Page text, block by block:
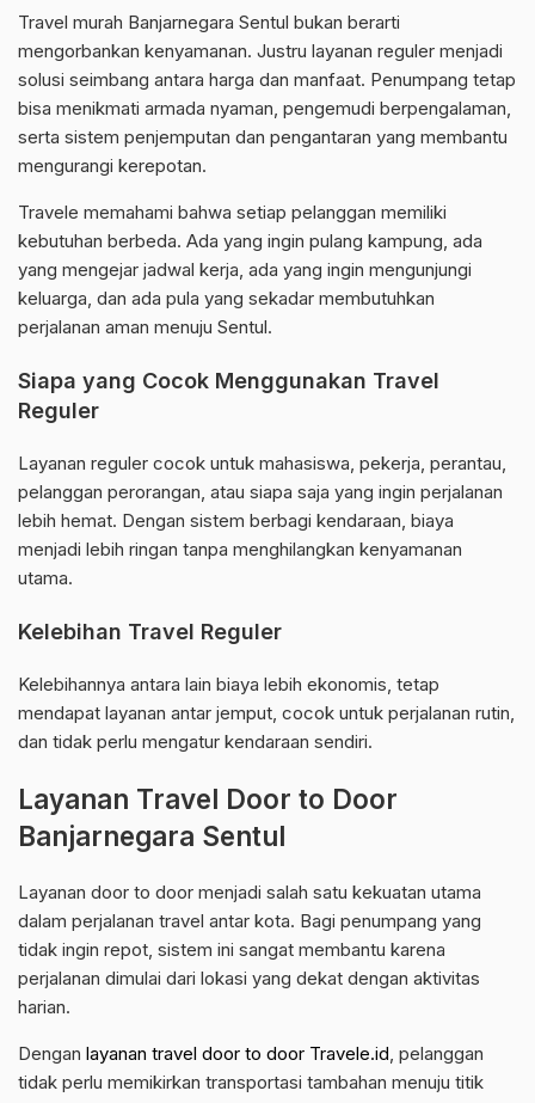
Travel murah Banjarnegara Sentul bukan berarti
mengorbankan kenyamanan. Justru layanan reguler menjadi
solusi seimbang antara harga dan manfaat. Penumpang tetap
bisa menikmati armada nyaman, pengemudi berpengalaman,
serta sistem penjemputan dan pengantaran yang membantu
mengurangi kerepotan.
Travele memahami bahwa setiap pelanggan memiliki
kebutuhan berbeda. Ada yang ingin pulang kampung, ada
yang mengejar jadwal kerja, ada yang ingin mengunjungi
keluarga, dan ada pula yang sekadar membutuhkan
perjalanan aman menuju Sentul.
Siapa yang Cocok Menggunakan Travel
Reguler
Layanan reguler cocok untuk mahasiswa, pekerja, perantau,
pelanggan perorangan, atau siapa saja yang ingin perjalanan
lebih hemat. Dengan sistem berbagi kendaraan, biaya
menjadi lebih ringan tanpa menghilangkan kenyamanan
utama.
Kelebihan Travel Reguler
Kelebihannya antara lain biaya lebih ekonomis, tetap
mendapat layanan antar jemput, cocok untuk perjalanan rutin,
dan tidak perlu mengatur kendaraan sendiri.
Layanan Travel Door to Door
Banjarnegara Sentul
Layanan door to door menjadi salah satu kekuatan utama
dalam perjalanan travel antar kota. Bagi penumpang yang
tidak ingin repot, sistem ini sangat membantu karena
perjalanan dimulai dari lokasi yang dekat dengan aktivitas
harian.
Dengan layanan travel door to door Travele.id, pelanggan
tidak perlu memikirkan transportasi tambahan menuju titik